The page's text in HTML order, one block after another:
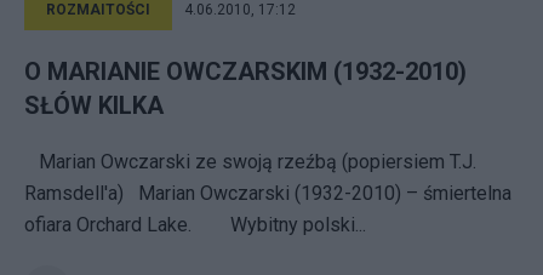
ROZMAITOŚCI 4.06.2010, 17:12
O MARIANIE OWCZARSKIM (1932-2010)
SŁÓW KILKA
Marian Owczarski ze swoją rzeźbą (popiersiem T.J.
Ramsdell'a) Marian Owczarski (1932-2010) – śmiertelna
ofiara Orchard Lake. Wybitny polski...